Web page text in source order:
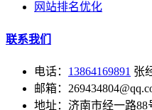
网站排名优化
联系我们
电话： 13864169891 张
邮箱：
地址：济南市经一路88